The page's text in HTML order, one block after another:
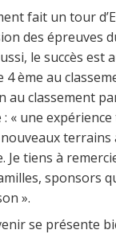
fait un tour
des épreuves
le succès est
4 ème au
au classement
« une
Je tiens à
sponsors
».
se présente